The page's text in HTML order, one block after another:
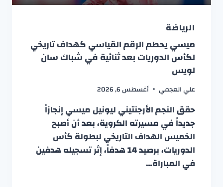
الرياضة
ميسي يحطم الرقم القياسي كهداف تاريخي
لكأس الدوريات بعد ثنائية في شباك سان
لويس
علي العجمي أغسطس 6, 2026
حقق النجم الأرجنتيني ليونيل ميسي إنجازاً
جديداً في مسيرته الكروية، بعد أن أصبح
الخميس الهداف التاريخي لبطولة كأس
الدوريات، برصيد 14 هدفاً، إثر تسجيله هدفين
في المباراة…